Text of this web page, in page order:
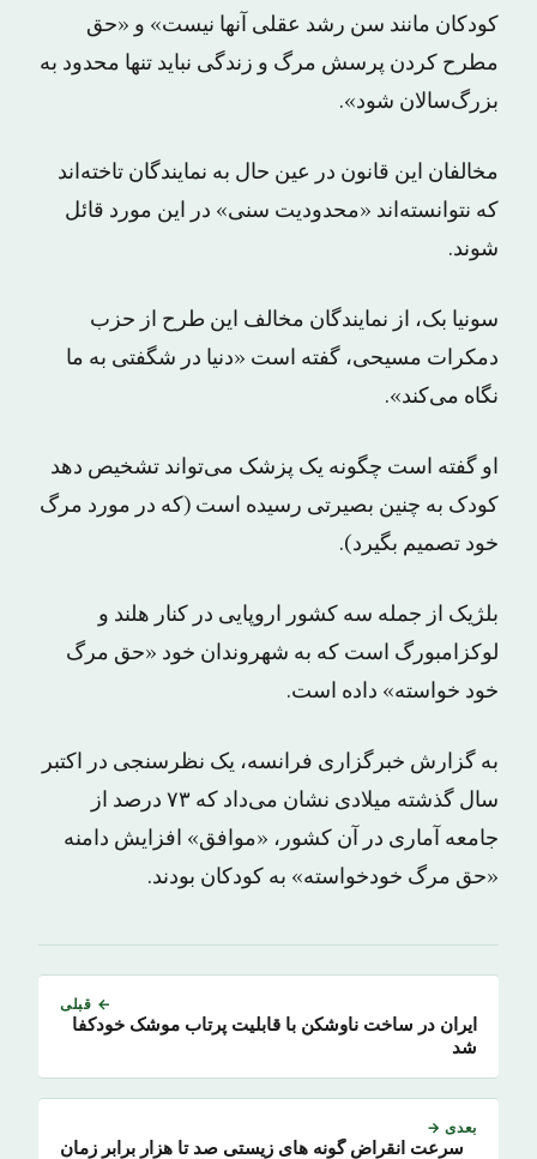
کودکان مانند سن رشد عقلی آنها نیست» و «حق
مطرح کردن پرسش مرگ و زندگی نباید تنها محدود به
بزرگ‌سالان شود».
مخالفان این قانون در عین حال به نمایندگان تاخته‌اند
که نتوانسته‌اند «محدودیت سنی» در این مورد قائل
شوند.
سونیا بک، از نمایندگان مخالف این طرح از حزب
دمکرات مسیحی، گفته است «دنیا در شگفتی به ما
نگاه می‌کند».
او گفته است چگونه یک پزشک می‌تواند تشخیص دهد
کودک به چنین بصیرتی رسیده است (که در مورد مرگ
خود تصمیم بگیرد).
بلژیک از جمله سه کشور اروپایی در کنار هلند و
لوکزامبورگ است که به شهروندان خود «حق مرگ
خود خواسته» داده است.
به گزارش خبرگزاری فرانسه، یک نظرسنجی در اکتبر
سال گذشته میلادی نشان می‌داد که ۷۳ درصد از
جامعه آماری در آن کشور، «موافق» افزایش دامنه
«حق مرگ خودخواسته» به کودکان بودند.
← قبلی
ایران در ساخت ناوشکن با قابلیت پرتاب موشک خودکفا
شد
بعدی →
سرعت انقراض گونه های زیستی صد تا هزار برابر زمان